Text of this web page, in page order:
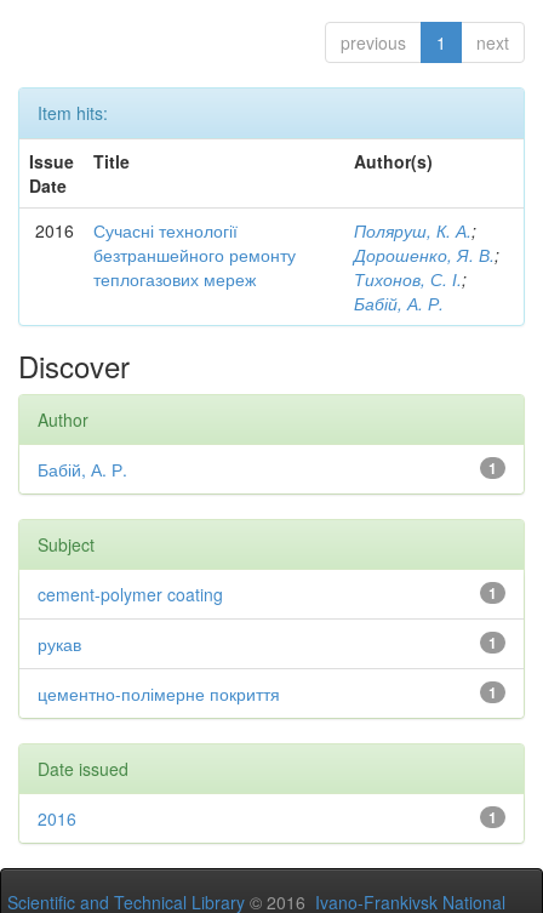
previous 1 next
Item hits:
Issue
Date
Title Author(s)
2016
Сучасні технології
безтраншейного ремонту
теплогазових мереж
Поляруш, К. А.;
Дорошенко, Я. В.;
Тихонов, С. І.;
Бабій, А. Р.
Discover
Author
1
Бабій, А. Р.
Subject
1
cement-polymer coating
1
рукав
1
цементно-полімерне покриття
Date issued
1
2016
Scientific and Technical Library © 2016 Ivano-Frankivsk National